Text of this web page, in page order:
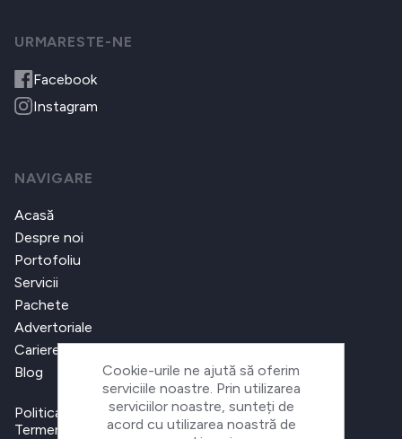
URMARESTE-NE
Facebook
Instagram
NAVIGARE
Acasă
Despre noi
Portofoliu
Servicii
Pachete
Advertoriale
Cariere
Blog
Politica de confidențialitate
Termeni și condiții
Cookie-urile ne ajută să oferim
serviciile noastre. Prin utilizarea
serviciilor noastre, sunteți de
acord cu utilizarea noastră de